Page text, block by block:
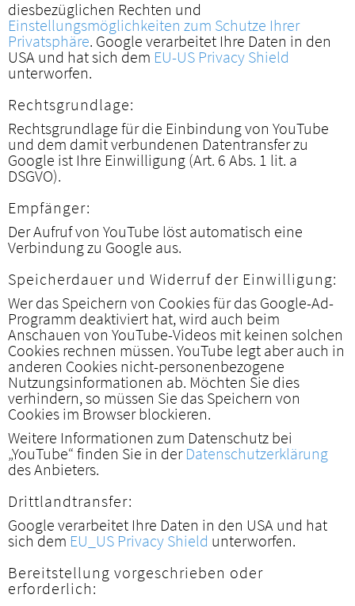
diesbezüglichen Rechten und
Einstellungsmöglichkeiten zum Schutze Ihrer
Privatsphäre. Google verarbeitet Ihre Daten in den
USA und hat sich dem EU-US Privacy Shield
unterworfen.
Rechtsgrundlage:
Rechtsgrundlage für die Einbindung von YouTube
und dem damit verbundenen Datentransfer zu
Google ist Ihre Einwilligung (Art. 6 Abs. 1 lit. a
DSGVO).
Empfänger:
Der Aufruf von YouTube löst automatisch eine
Verbindung zu Google aus.
Speicherdauer und Widerruf der Einwilligung:
Wer das Speichern von Cookies für das Google-Ad-
Programm deaktiviert hat, wird auch beim
Anschauen von YouTube-Videos mit keinen solchen
Cookies rechnen müssen. YouTube legt aber auch in
anderen Cookies nicht-personenbezogene
Nutzungsinformationen ab. Möchten Sie dies
verhindern, so müssen Sie das Speichern von
Cookies im Browser blockieren.
Weitere Informationen zum Datenschutz bei
„YouTube“ finden Sie in der Datenschutzerklärung
des Anbieters.
Drittlandtransfer:
Google verarbeitet Ihre Daten in den USA und hat
sich dem EU_US Privacy Shield unterworfen.
Bereitstellung vorgeschrieben oder
erforderlich: